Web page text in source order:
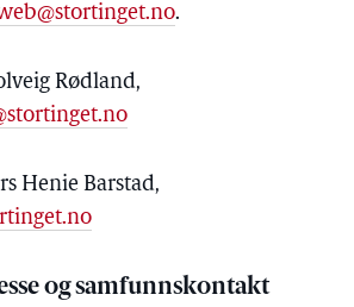
.
Rødland,
Henie Barstad,
og samfunnskontakt